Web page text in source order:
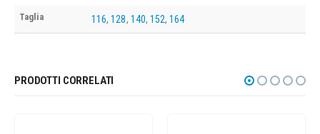
Taglia 116,128, 140, 152,164
PRODOTTI CORRELATI